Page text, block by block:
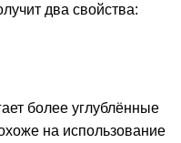
два свойства:
более углублённые
на использование